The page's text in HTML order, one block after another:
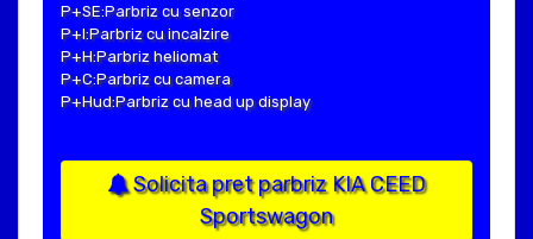
P+SE:Parbriz cu senzor
P+I:Parbriz cu incalzire
P+H:Parbriz heliomat
P+C:Parbriz cu camera
P+Hud:Parbriz cu head up display
Solicita pret parbriz KIA CEED
Sportswagon